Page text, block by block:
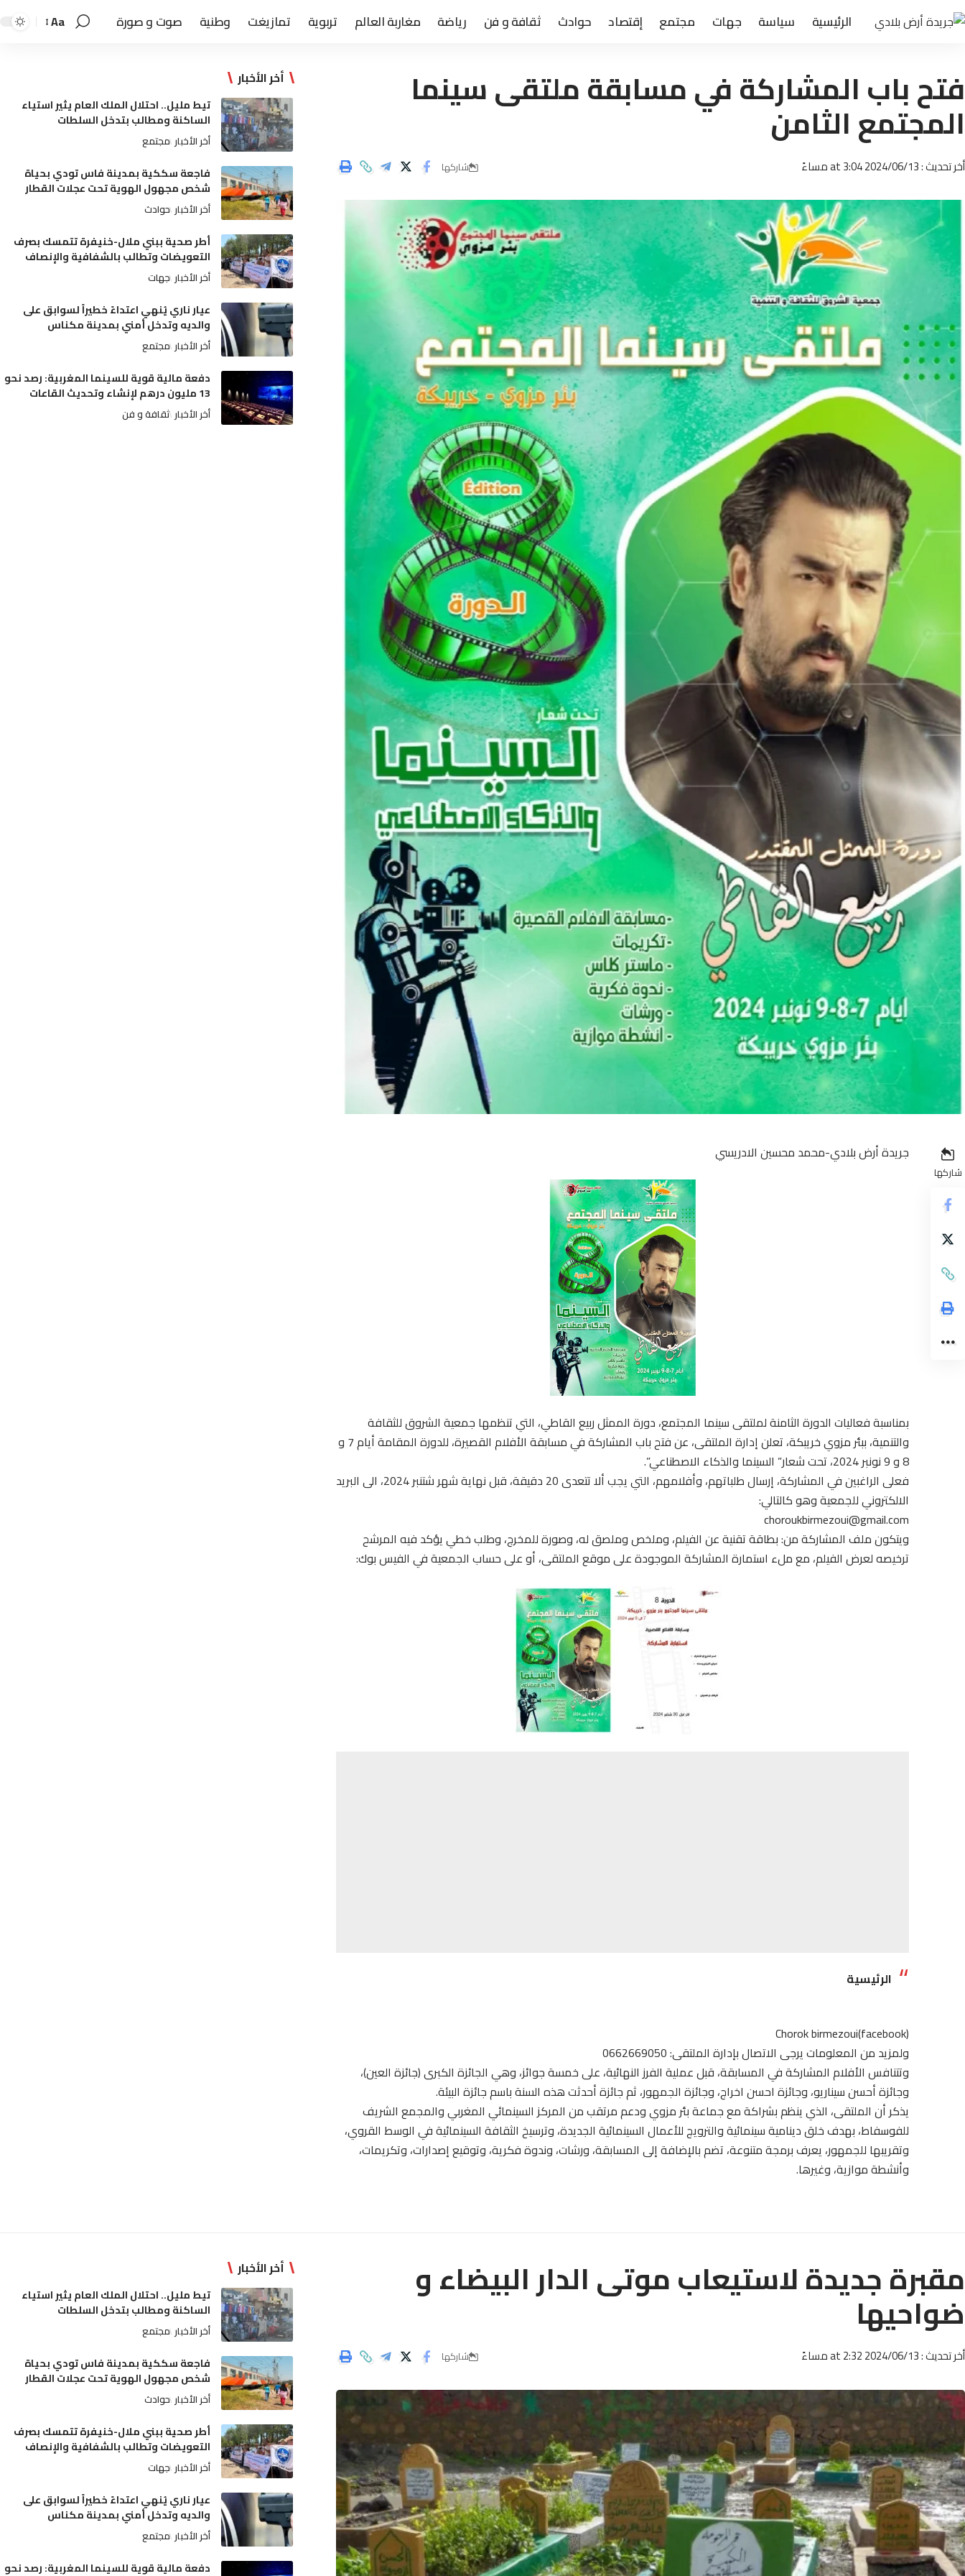
الرئيسية سياسة جهات مجتمع إقتصاد حوادث ثقافة و فن رياضة مغاربة العالم تربوية تمازيغت وطنية صوت و صورة Aa
فتح باب المشاركة في مسابقة ملتقى سينما
المجتمع الثامن
أخر تحديث : 2024/06/13 at 3:04 مساءً شاركها
شاركها
جريدة أرض بلادي-محمد محسين الادريسي
بمناسبة فعاليات الدورة الثامنة لملتقى سينما المجتمع، دورة الممثل ربيع القاطي، التي تنظمها جمعية الشروق للثقافة
والتنمية، ببئر مزوي خريبكة، تعلن إدارة الملتقى، عن فتح باب المشاركة في مسابقة الأفلام القصيرة، للدورة المقامة أيام 7 و
8 و 9 نونبر 2024، تحت شعار” السينما والذكاء الاصطناعي”.
فعلى الراغبين في المشاركة، إرسال طلباتهم، وأفلامهم، التي يجب ألا تتعدى 20 دقيقة، قبل نهاية شهر شتنبر 2024، الى البريد
الالكتروني للجمعية وهو كالتالي:
choroukbirmezoui@gmail.com
ويتكون ملف المشاركة من: بطاقة تقنية عن الفيلم، وملخص وملصق له، وصورة للمخرج، وطلب خطي يؤكد فيه المرشح
ترخيصه لعرض الفيلم، مع ملء استمارة المشاركة الموجودة على موقع الملتقى، أو على حساب الجمعية في الفيس بوك:
الرئيسية
(facebook)Chorok birmezoui
ولمزيد من المعلومات يرجى الاتصال بإدارة الملتقى: 0662669050
وتتنافس الأفلام المشاركة في المسابقة، قبل عملية الفرز النهائية، على خمسة جوائز، وهي الجائزة الكبرى (جائزة العين)،
وجائزة أحسن سيناريو، وجائزة احسن اخراج، وجائزة الجمهور، ثم جائزة أحدثت هذه السنة باسم جائزة البيئة.
يذكر أن الملتقى، الذي ينظم بشراكة مع جماعة بئر مزوي ودعم مرتقب من المركز السينمائي المغربي والمجمع الشريف
للفوسفاط، بهدف خلق دينامية سينمائية والترويج للأعمال السينمائية الجديدة، وترسيخ الثقافة السينمائية في الوسط القروي،
وتقريبها للجمهور، يعرف برمجة متنوعة، تضم بالإضافة إلى المسابقة، ورشات، وندوة فكرية، وتوقيع إصدارات، وتكريمات،
وأنشطة موازية، وغيرها.
أخر الأخبار
تيط مليل.. احتلال الملك العام يثير استياء
الساكنة ومطالب بتدخل السلطات
أخر الأخبار مجتمع
فاجعة سككية بمدينة فاس تودي بحياة
شخص مجهول الهوية تحت عجلات القطار
أخر الأخبار حوادث
أطر صحية ببني ملال-خنيفرة تتمسك بصرف
التعويضات وتطالب بالشفافية والإنصاف
أخر الأخبار جهات
عيار ناري يُنهي اعتداءً خطيراً لسوابق على
والديه وتدخل أمني بمدينة مكناس
أخر الأخبار مجتمع
دفعة مالية قوية للسينما المغربية: رصد نحو
13 مليون درهم لإنشاء وتحديث القاعات
أخر الأخبار ثقافة و فن
مقبرة جديدة لاستيعاب موتى الدار البيضاء و
ضواحيها
أخر تحديث : 2024/06/13 at 2:32 مساءً شاركها
أخر الأخبار
تيط مليل.. احتلال الملك العام يثير استياء
الساكنة ومطالب بتدخل السلطات
أخر الأخبار مجتمع
فاجعة سككية بمدينة فاس تودي بحياة
شخص مجهول الهوية تحت عجلات القطار
أخر الأخبار حوادث
أطر صحية ببني ملال-خنيفرة تتمسك بصرف
التعويضات وتطالب بالشفافية والإنصاف
أخر الأخبار جهات
عيار ناري يُنهي اعتداءً خطيراً لسوابق على
والديه وتدخل أمني بمدينة مكناس
أخر الأخبار مجتمع
دفعة مالية قوية للسينما المغربية: رصد نحو